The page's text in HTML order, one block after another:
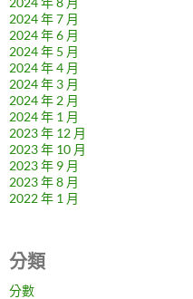
2024 年 7 月
2024 年 6 月
2024 年 5 月
2024 年 4 月
2024 年 3 月
2024 年 2 月
2024 年 1 月
2023 年 12 月
2023 年 10 月
2023 年 9 月
2023 年 8 月
2022 年 1 月
分類
分數